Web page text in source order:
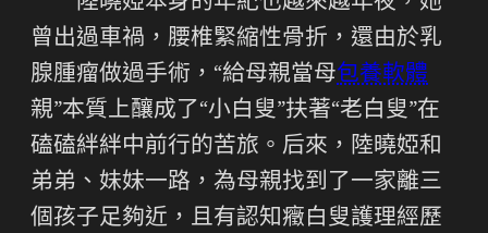
曾出過車禍，腰椎緊縮性骨折，還由於乳
腺腫瘤做過手術，“給母親當母包養軟體
親”本質上釀成了“小白叟”扶著“老白叟”在
磕磕絆絆中前行的苦旅。后來，陸曉婭和
弟弟、妹妹一路，為母親找到了一家離三
個孩子足夠近，且有認知癥白叟護理經歷